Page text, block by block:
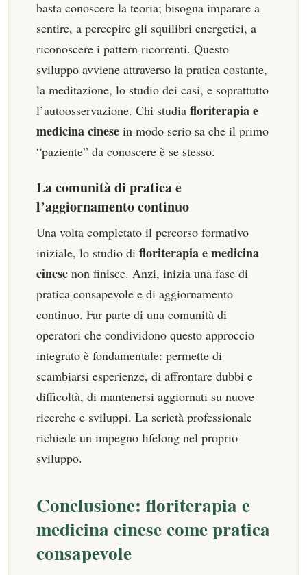
basta conoscere la teoria; bisogna imparare a
sentire, a percepire gli squilibri energetici, a
riconoscere i pattern ricorrenti. Questo
sviluppo avviene attraverso la pratica costante,
la meditazione, lo studio dei casi, e soprattutto
l’autoosservazione. Chi studia floriterapia e
medicina cinese in modo serio sa che il primo
“paziente” da conoscere è se stesso.
La comunità di pratica e
l’aggiornamento continuo
Una volta completato il percorso formativo
iniziale, lo studio di floriterapia e medicina
cinese non finisce. Anzi, inizia una fase di
pratica consapevole e di aggiornamento
continuo. Far parte di una comunità di
operatori che condividono questo approccio
integrato è fondamentale: permette di
scambiarsi esperienze, di affrontare dubbi e
difficoltà, di mantenersi aggiornati su nuove
ricerche e sviluppi. La serietà professionale
richiede un impegno lifelong nel proprio
sviluppo.
Conclusione: floriterapia e
medicina cinese come pratica
consapevole